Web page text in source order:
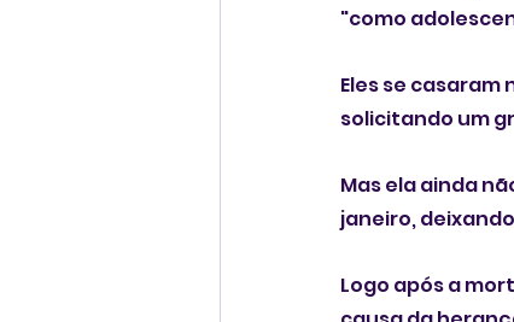
"como
Eles se
solicitando um
Mas ela ainda
janeiro,
Logo após a